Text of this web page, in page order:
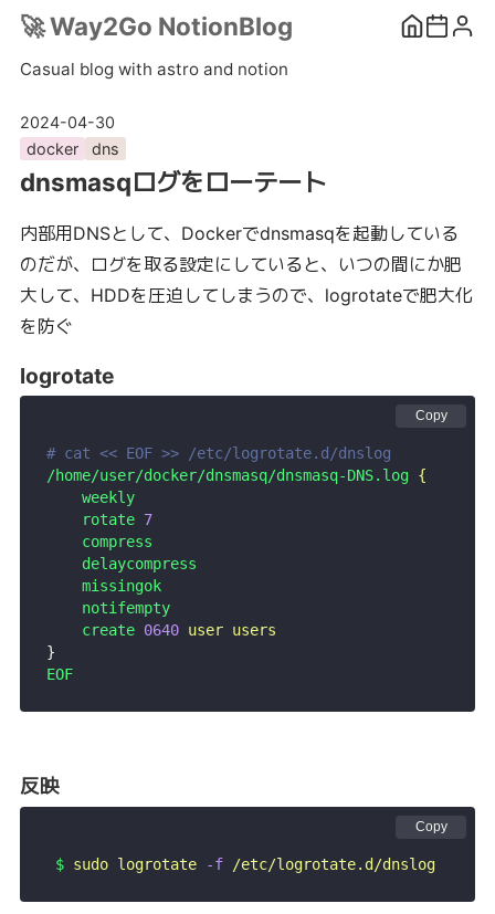
🚀Way2Go NotionBlog
Casual blog with astro and notion
2024-04-30
docker
dns
dnsmasqログをローテート
内部用DNSとして、Dockerでdnsmasqを起動している
のだが、ログを取る設定にしていると、いつの間にか肥
大して、HDDを圧迫してしまうので、logrotateで肥大化
を防ぐ
logrotate
Copy
# cat << EOF >> /etc/logrotate.d/dnslog
/home/user/docker/dnsmasq/dnsmasq-DNS.log {
    weekly
    rotate
7
    compress
    delaycompress
    missingok
    notifempty
    create
0640 user users
}
EOF
反映
Copy
$ sudo logrotate -f /etc/logrotate.d/dnslog